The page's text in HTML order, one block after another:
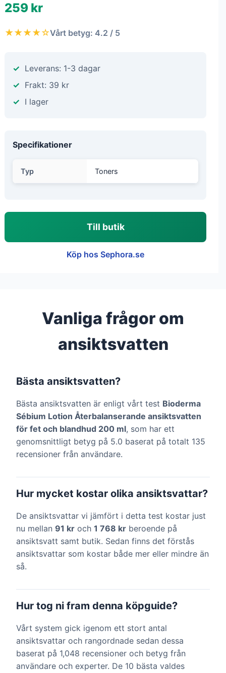
259 kr
★★★★☆Vårt betyg: 4.2 / 5
Leverans: 1-3 dagar
Frakt: 39 kr
I lager
Specifikationer
Typ Toners
Till butik
Köp hos Sephora.se
Vanliga frågor om
ansiktsvatten
Bästa ansiktsvatten?
Bästa ansiktsvatten är enligt vårt test Bioderma
Sébium Lotion Återbalanserande ansiktsvatten
för fet och blandhud 200 ml, som har ett
genomsnittligt betyg på 5.0 baserat på totalt 135
recensioner från användare.
Hur mycket kostar olika ansiktsvattar?
De ansiktsvattar vi jämfört i detta test kostar just
nu mellan 91 kr och 1 768 kr beroende på
ansiktsvatt samt butik. Sedan finns det förstås
ansiktsvattar som kostar både mer eller mindre än
så.
Hur tog ni fram denna köpguide?
Vårt system gick igenom ett stort antal
ansiktsvattar och rangordnade sedan dessa
baserat på 1,048 recensioner och betyg från
användare och experter. De 10 bästa valdes